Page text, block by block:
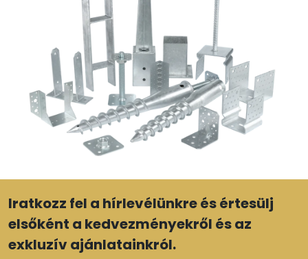
Iratkozz fel a hírlevélünkre és értesülj
elsőként a kedvezményekről és az
exkluzív ajánlatainkról.